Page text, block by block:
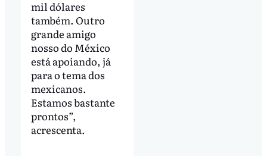
mil dólares
também. Outro
grande amigo
nosso do México
está apoiando, já
para o tema dos
mexicanos.
Estamos bastante
prontos”,
acrescenta.